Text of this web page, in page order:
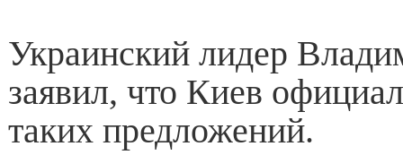
Украинский лидер
заявил, что Киев
таких предложений.